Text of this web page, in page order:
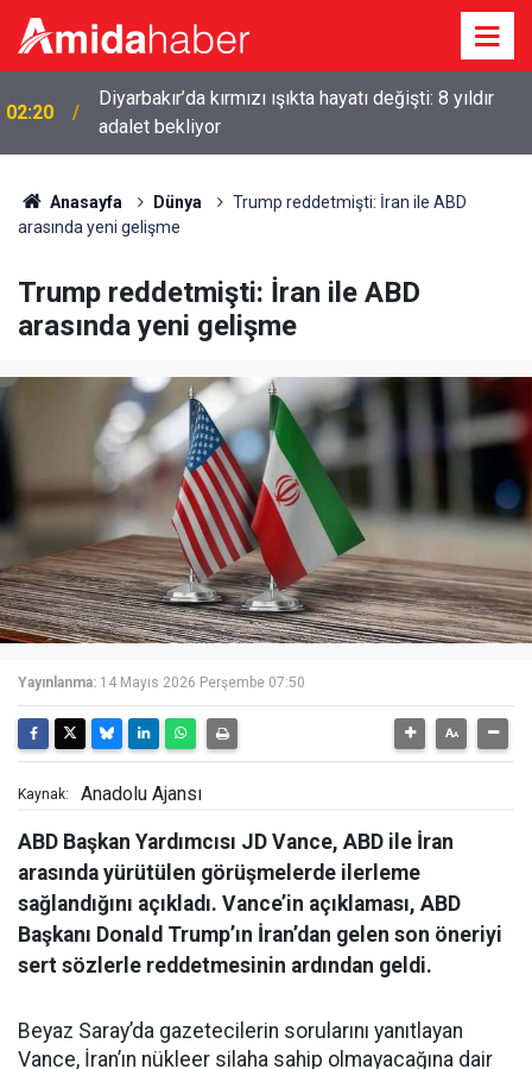
02:20
Diyarbakır’da kırmızı ışıkta hayatı değişti: 8 yıldır
adalet bekliyor
Anasayfa Dünya
Trump reddetmişti: İran ile ABD
arasında yeni gelişme
Trump reddetmişti: İran ile ABD
arasında yeni gelişme
Yayınlanma: 14 Mayıs 2026 Perşembe 07:50
Kaynak: Anadolu Ajansı
ABD Başkan Yardımcısı JD Vance, ABD ile İran
arasında yürütülen görüşmelerde ilerleme
sağlandığını açıkladı. Vance’in açıklaması, ABD
Başkanı Donald Trump’ın İran’dan gelen son öneriyi
sert sözlerle reddetmesinin ardından geldi.
Beyaz Saray’da gazetecilerin sorularını yanıtlayan
Vance, İran’ın nükleer silaha sahip olmayacağına dair